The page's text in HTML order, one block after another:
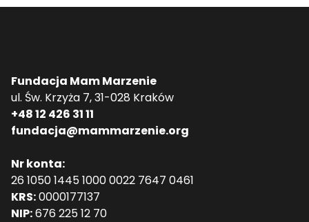
Fundacja Mam Marzenie
ul. Św. Krzyża 7, 31-028 Kraków
+48 12 426 31 11
fundacja@mammarzenie.org
Nr konta:
26 1050 1445 1000 0022 7647 0461
KRS:0000177137
NIP:676 225 12 70